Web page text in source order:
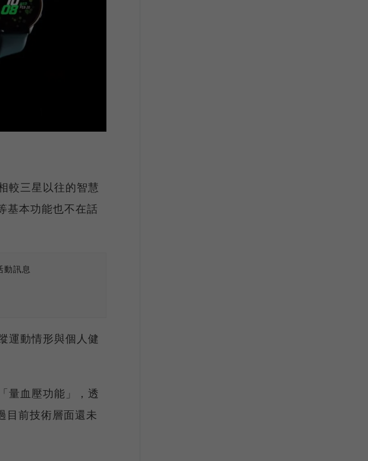
較三星以往的智慧
基本功能也不在話
動訊息
運動情形與個人健
量血壓功能」，透
目前技術層面還未